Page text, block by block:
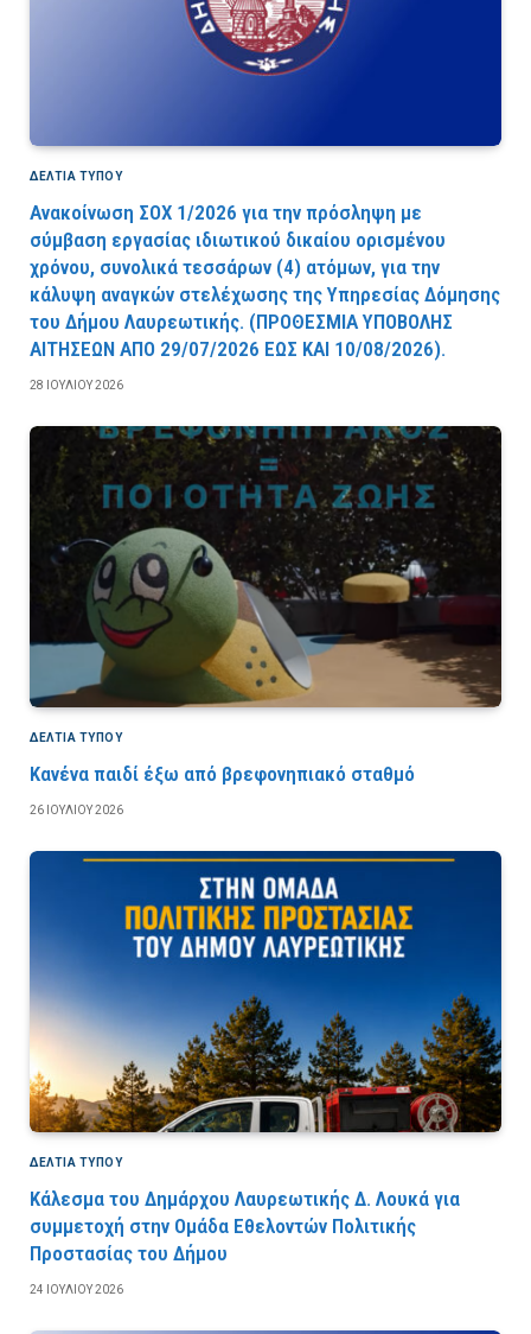
ΔΕΛΤΙΑ ΤΥΠΟΥ
Ανακοίνωση ΣΟΧ 1/2026 για την πρόσληψη με
σύμβαση εργασίας ιδιωτικού δικαίου ορισμένου
χρόνου, συνολικά τεσσάρων (4) ατόμων, για την
κάλυψη αναγκών στελέχωσης της Υπηρεσίας Δόμησης
του Δήμου Λαυρεωτικής. (ΠPOΘEΣMIA YΠOBOΛHΣ
AITHΣEΩN AΠO 29/07/2026 EΩΣ KAI 10/08/2026).
28 ΙΟΥΛΊΟΥ 2026
ΔΕΛΤΙΑ ΤΥΠΟΥ
Κανένα παιδί έξω από βρεφονηπιακό σταθμό
26 ΙΟΥΛΊΟΥ 2026
ΔΕΛΤΙΑ ΤΥΠΟΥ
Κάλεσμα του Δημάρχου Λαυρεωτικής Δ. Λουκά για
συμμετοχή στην Ομάδα Εθελοντών Πολιτικής
Προστασίας του Δήμου
24 ΙΟΥΛΊΟΥ 2026